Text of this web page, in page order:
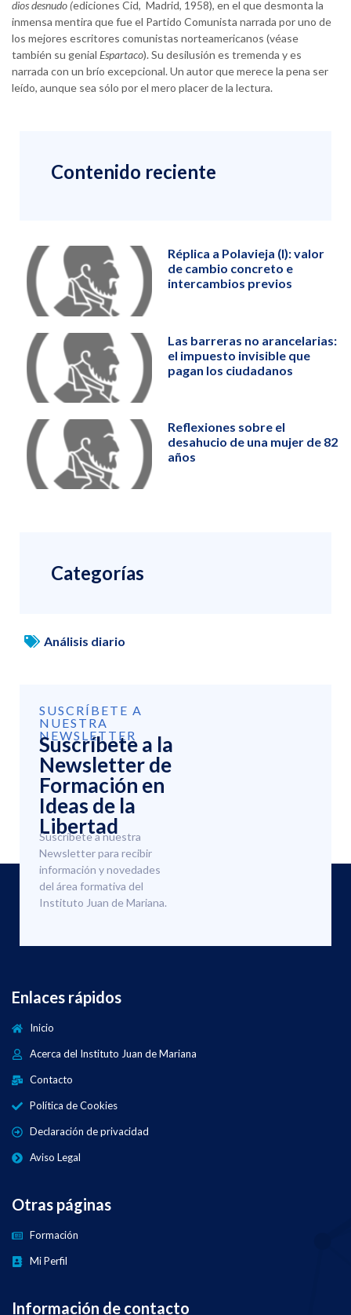
dios desnudo (ediciones Cid, Madrid, 1958), en el que desmonta la
inmensa mentira que fue el Partido Comunista narrada por uno de
los mejores escritores comunistas norteamericanos (véase
también su genial Espartaco). Su desilusión es tremenda y es
narrada con un brío excepcional. Un autor que merece la pena ser
leído, aunque sea sólo por el mero placer de la lectura.
Contenido reciente
Réplica a Polavieja (I): valor
de cambio concreto e
intercambios previos
Las barreras no arancelarias:
el impuesto invisible que
pagan los ciudadanos
Reflexiones sobre el
desahucio de una mujer de 82
años
Categorías
Análisis diario
SUSCRÍBETE A
NUESTRA
NEWSLETTER
Suscríbete a la
Newsletter de
Formación en
Ideas de la
Libertad
Suscríbete a nuestra
Newsletter para recibir
información y novedades
del área formativa del
Instituto Juan de Mariana.
Enlaces rápidos
Inicio
Acerca del Instituto Juan de Mariana
Contacto
Política de Cookies
Declaración de privacidad
Aviso Legal
Otras páginas
Formación
Mi Perfil
Información de contacto